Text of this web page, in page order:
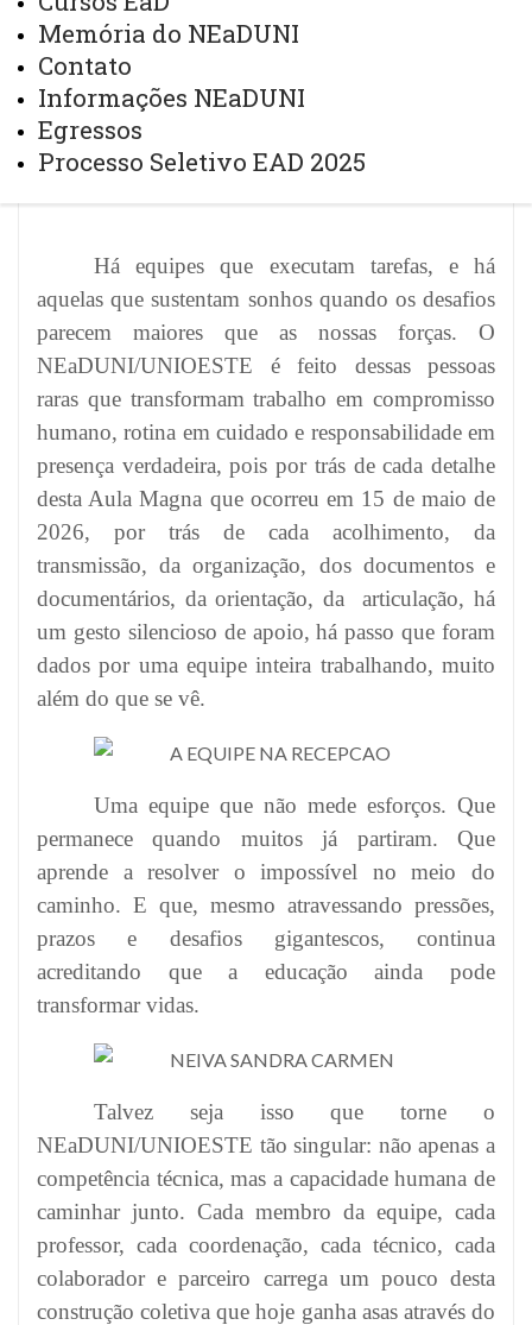
Memória do NEaDUNI
Contato
Informações NEaDUNI
Egressos
Processo Seletivo EAD 2025
MAIS
NEADUNI UMA EQUIPE QUE
VALE TUDO E MUITO MAIS
Há equipes que executam tarefas, e há
aquelas que sustentam sonhos quando os desafios
parecem maiores que as nossas forças. O
NEaDUNI/UNIOESTE é feito dessas pessoas
raras que transformam trabalho em compromisso
humano, rotina em cuidado e responsabilidade em
presença verdadeira, pois por trás de cada detalhe
desta Aula Magna que ocorreu em 15 de maio de
2026, por trás de cada acolhimento, da
transmissão, da organização, dos documentos e
documentários, da orientação, da articulação, há
um gesto silencioso de apoio, há passo que foram
dados por uma equipe inteira trabalhando, muito
além do que se vê.
Uma equipe que não mede esforços. Que
permanece quando muitos já partiram. Que
aprende a resolver o impossível no meio do
caminho. E que, mesmo atravessando pressões,
prazos e desafios gigantescos, continua
acreditando que a educação ainda pode
transformar vidas.
Talvez seja isso que torne o
NEaDUNI/UNIOESTE tão singular: não apenas a
competência técnica, mas a capacidade humana de
caminhar junto. Cada membro da equipe, cada
professor, cada coordenação, cada técnico, cada
colaborador e parceiro carrega um pouco desta
construção coletiva que hoje ganha asas através do